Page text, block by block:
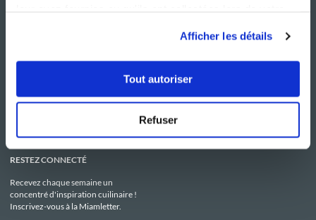
Afficher les détails
Tout autoriser
Refuser
Le Mag'
Boutique
C.G.U
Politique de confidentialité
Utilisation des Cookies
RESTEZ CONNECTÉ
Recevez chaque semaine un
concentré d'inspiration cuilinaire !
Inscrivez-vous à la Miamletter.